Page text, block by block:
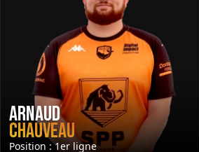
Arnaud
Chauveau
Position : 1er ligne